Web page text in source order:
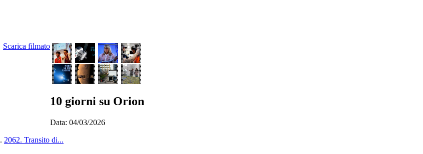
Scarica filmato
10 giorni su Orion
Data: 04/03/2026
2062. Transito di...